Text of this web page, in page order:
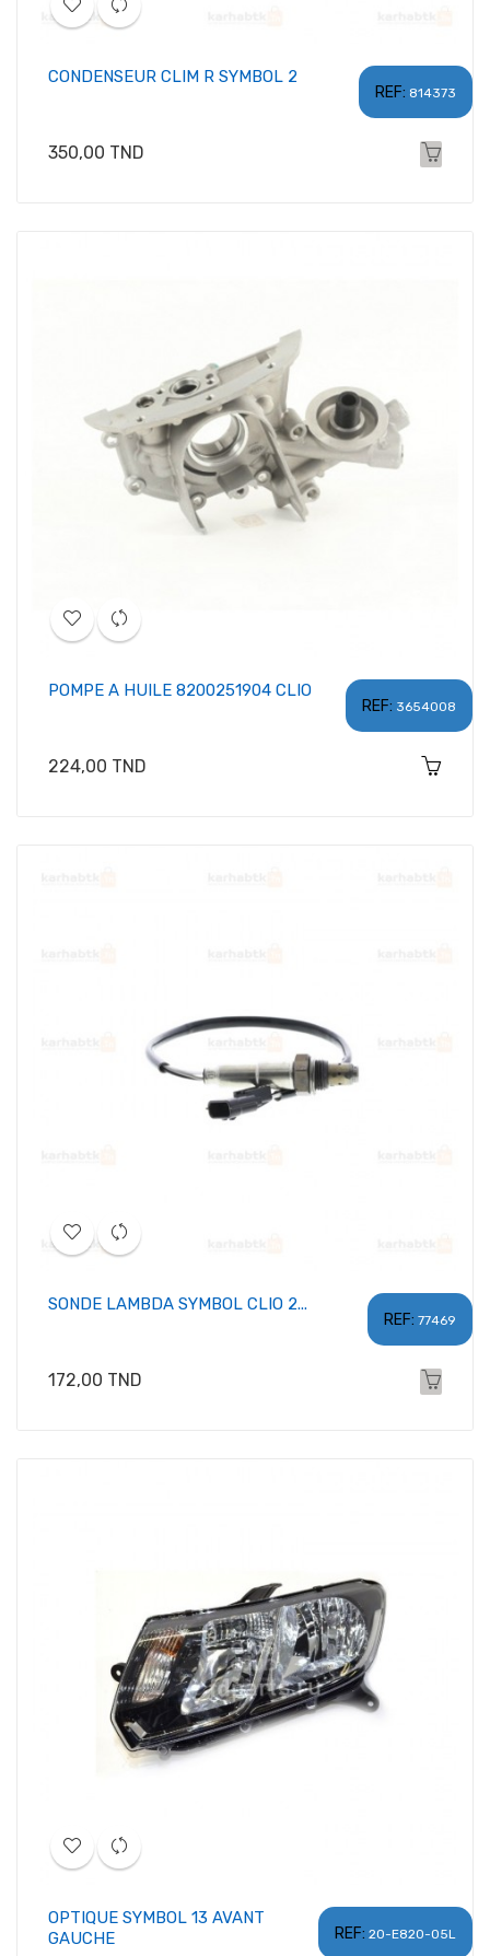
REF: 814373
CONDENSEUR CLIM R SYMBOL 2
Prix
350,00 TND
REF: 3654008
POMPE A HUILE 8200251904 CLIO
Prix
224,00 TND
REF: 77469
SONDE LAMBDA SYMBOL CLIO 2...
Prix
172,00 TND
REF: 20-E820-05L
OPTIQUE SYMBOL 13 AVANT
GAUCHE